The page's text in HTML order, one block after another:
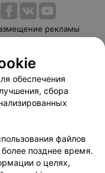
рекламы
Способы оплаты
103.by
данных
обеспечения
сбора
файлов
позднее время.
о целях,